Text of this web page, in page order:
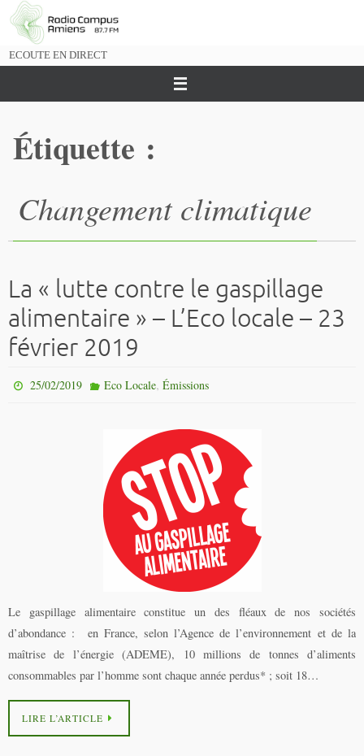
Passer
vers
ECOUTE EN DIRECT
Étiquette :
Changement climatique
La « lutte contre le gaspillage
alimentaire » – L’Eco locale – 23
février 2019
25/02/2019 Eco Locale, Émissions
Le gaspillage alimentaire constitue un des fléaux de nos sociétés
d’abondance : en France, selon l’Agence de l’environnement et de la
maîtrise de l’énergie (ADEME), 10 millions de tonnes d’aliments
consommables par l’homme sont chaque année perdus* ; soit 18…
LIRE L’ARTICLE